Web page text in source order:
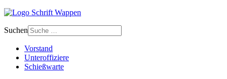
Suchen
Vorstand
Unteroffiziere
Schießwarte